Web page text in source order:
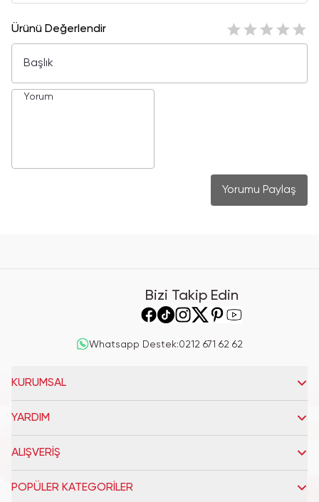
Ürünü Değerlendir
Yorumu Paylaş
Bizi Takip Edin
Whatsapp Destek:0212 671 62 62
KURUMSAL
YARDIM
ALIŞVERİŞ
POPÜLER KATEGORİLER